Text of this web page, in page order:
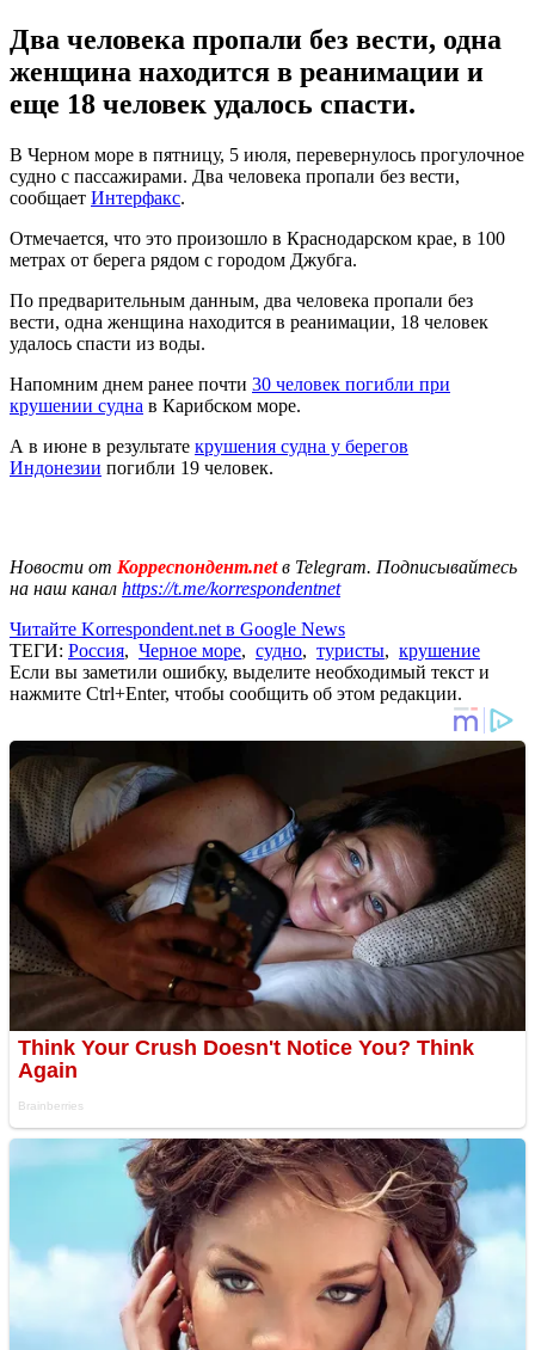
Два человека пропали без вести, одна
женщина находится в реанимации и
еще 18 человек удалось спасти.
В Черном море в пятницу, 5 июля, перевернулось прогулочное
судно с пассажирами. Два человека пропали без вести,
сообщает Интерфакс.
Отмечается, что это произошло в Краснодарском крае, в 100
метрах от берега рядом с городом Джубга.
По предварительным данным, два человека пропали без
вести, одна женщина находится в реанимации, 18 человек
удалось спасти из воды.
Напомним днем ранее почти 30 человек погибли при
крушении судна в Карибском море.
А в июне в результате крушения судна у берегов
Индонезии погибли 19 человек.
Новости от Корреспондент.netв Telegram. Подписывайтесь
на наш канал https://t.me/korrespondentnet
Читайте Korrespondent.net в Google News
ТЕГИ: Россия, Черное море, судно, туристы, крушение
Если вы заметили ошибку, выделите необходимый текст и
нажмите Ctrl+Enter, чтобы сообщить об этом редакции.